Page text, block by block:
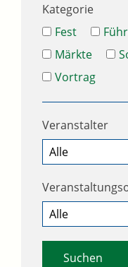
Kategorie
Fest
Märkte
Vortrag
Veranstalter